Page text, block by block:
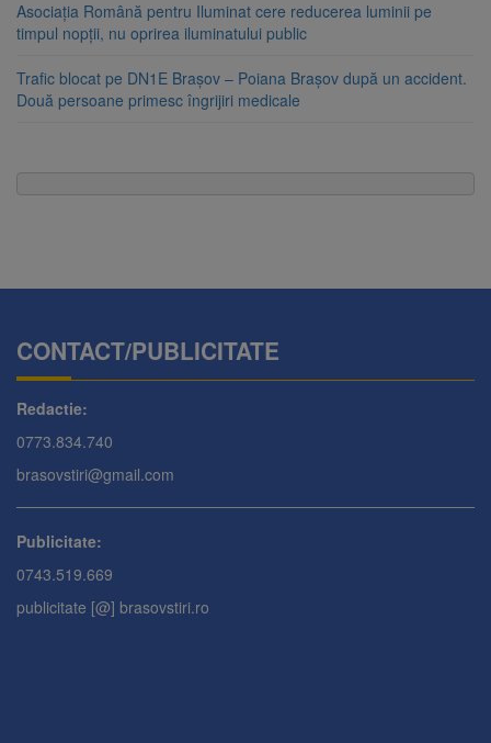
Asociația Română pentru Iluminat cere reducerea luminii pe
timpul nopții, nu oprirea iluminatului public
Trafic blocat pe DN1E Brașov – Poiana Brașov după un accident.
Două persoane primesc îngrijiri medicale
CONTACT/PUBLICITATE
Redactie:
0773.834.740
brasovstiri@gmail.com
Publicitate:
0743.519.669
publicitate [@] brasovstiri.ro